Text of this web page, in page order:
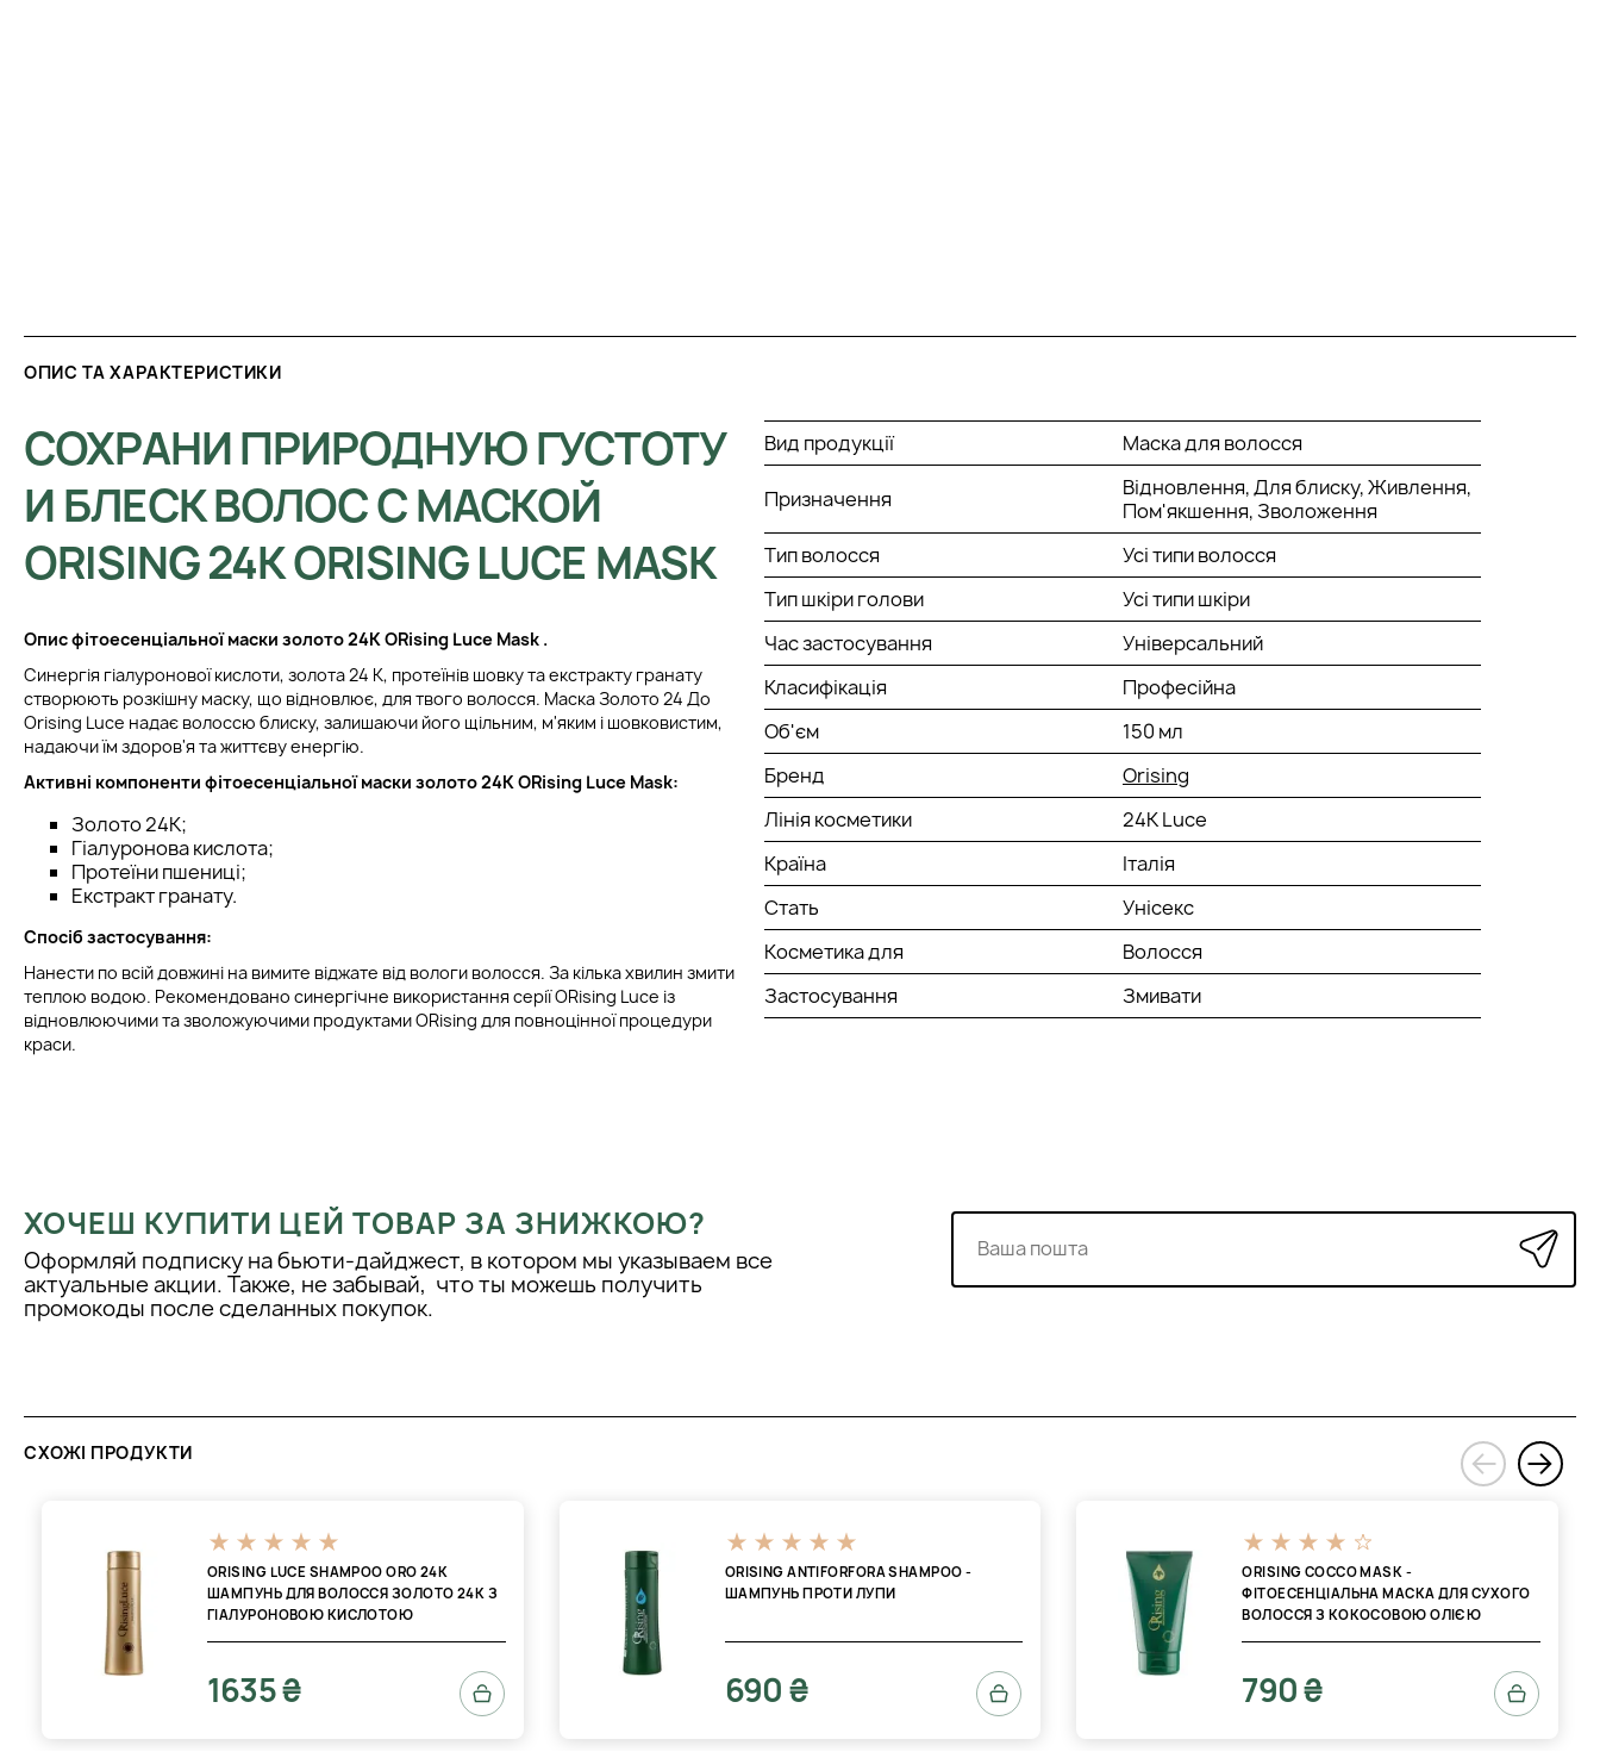
ОПИС ТА ХАРАКТЕРИСТИКИ
СОХРАНИ ПРИРОДНУЮ ГУСТОТУ
И БЛЕСК ВОЛОС С МАСКОЙ
ORISING 24К ORISING LUCE MASK
Опис фітоесенціальної маски золото24К ORising Luce Mask .
Синергія гіалуронової кислоти, золота 24 К, протеїнів шовку та екстракту гранату
створюють розкішну маску, що відновлює, для твого волосся. Маска Золото 24 До
Orising Luce надає волоссю блиску, залишаючи його щільним, м'яким і шовковистим,
надаючи їм здоров'я та життєву енергію.
Активні компоненти фітоесенціальної маски золото24К ORising Luce Mask:
Золото 24K;
Гіалуронова кислота;
Протеїни пшениці;
Екстракт гранату.
Спосіб застосування:
Нанести по всій довжині на вимите віджате від вологи волосся. За кілька хвилин змити
теплою водою. Рекомендовано синергічне використання серії ORising Luce із
відновлюючими та зволожуючими продуктами ORising для повноцінної процедури
краси.
Вид продукції Маска для волосся
Призначення
Відновлення, Для блиску, Живлення,
Пом'якшення, Зволоження
Тип волосся
Усі типи волосся
Тип шкіри голови
Усі типи шкіри
Час застосування
Універсальний
Класифікація
Професійна
Об'єм
150 мл
Бренд
Orising
Лінія косметики
24К Luce
Країна
Італія
Стать
Унісекс
Косметика для
Волосся
Застосування
Змивати
ХОЧЕШ КУПИТИ ЦЕЙ ТОВАР ЗА ЗНИЖКОЮ?
Оформляй подписку на бьюти-дайджест, в котором мы указываем все
актуальные акции. Также, не забывай, что ты можешь получить
промокоды после сделанных покупок.
СХОЖІ ПРОДУКТИ
ORISING LUCE SHAMPOO ORO 24K
ШАМПУНЬ ДЛЯ ВОЛОССЯ ЗОЛОТО 24К З
ГІАЛУРОНОВОЮ КИСЛОТОЮ
1635 ₴
ORISING ANTIFORFORA SHAMPOO -
ШАМПУНЬ ПРОТИ ЛУПИ
690 ₴
ORISING COCCO MASK -
ФІТОЕСЕНЦІАЛЬНА МАСКА ДЛЯ СУХОГО
ВОЛОССЯ З КОКОСОВОЮ ОЛІЄЮ
790 ₴
‹
›